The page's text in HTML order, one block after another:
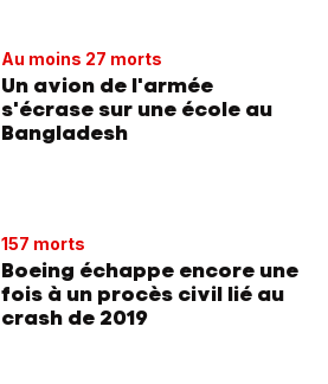
Au moins 27 morts
Un avion de l'armée
s'écrase sur une école au
Bangladesh
157 morts
Boeing échappe encore une
fois à un procès civil lié au
crash de 2019